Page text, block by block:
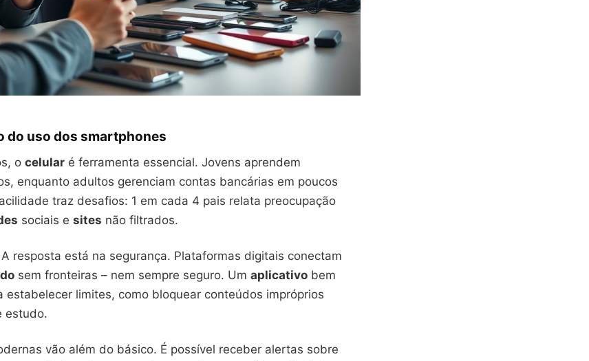
do uso dos smartphones
o celular é ferramenta essencial. Jovens aprendem
enquanto adultos gerenciam contas bancárias em poucos
traz desafios: 1 em cada 4 pais relata preocupação
sociais e sites não filtrados.
resposta está na segurança. Plataformas digitais conectam
sem fronteiras – nem sempre seguro. Um aplicativo bem
estabelecer limites, como bloquear conteúdos impróprios
estudo.
vão além do básico. É possível receber alertas sobre